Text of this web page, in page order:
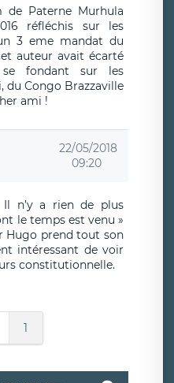
Paterne Murhula
réfléchis sur les
3 eme mandat du
auteur avait écarté
fondant sur les
du Congo Brazzaville
ami !
22/05/2018
09:20
Il n’y a rien de plus
le temps est venu »
Hugo prend tout son
intéressant de voir
constitutionnelle.
1